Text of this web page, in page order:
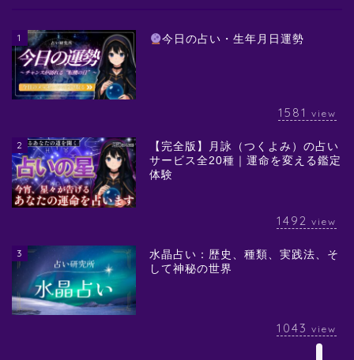
1 今日の占い・生年月日運勢
1581 view
2
【完全版】月詠（つくよみ）の占い
サービス全20種｜運命を変える鑑定
体験
1492 view
3
水晶占い：歴史、種類、実践法、そ
して神秘の世界
1043 view